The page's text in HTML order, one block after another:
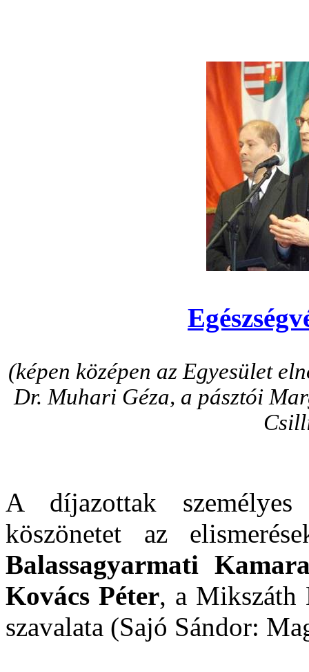
(képen középen az Egyesület
Dr. Muhari Géza, a pásztói
A díjazottak személyes
köszönetet az
Balassagyarmati
Kovács Péter, a Mikszáth
szavalata (Sajó Sándor: